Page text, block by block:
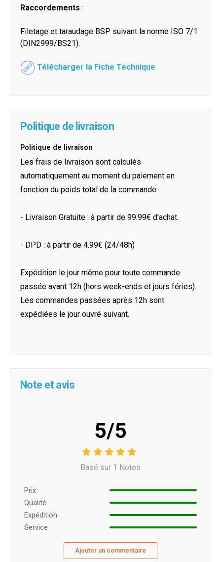
Raccordements :
Filetage et taraudage BSP suivant la norme ISO 7/1
(DIN2999/BS21).
Télécharger la Fiche Technique
Politique de livraison
Politique de livraison
Les frais de livraison sont calculés
automatiquement au moment du paiement en
fonction du poids total de la commande.
- Livraison Gratuite : à partir de 99.99€ d'achat.
- DPD : à partir de 4.99€ (24/48h)
Expédition le jour même pour toute commande
passée avant 12h (hors week-ends et jours féries).
Les commandes passées après 12h sont
expédiées le jour ouvré suivant.
Note et avis
5/5
Basé sur 1 Notes
Prix ​​
Qualité
Expédition
Service
Ajouter un commentaire